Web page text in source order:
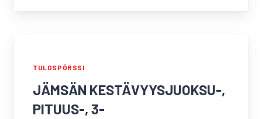
TULOSPÖRSSI
JÄMSÄN KESTÄVYYSJUOKSU-,
PITUUS-, 3-